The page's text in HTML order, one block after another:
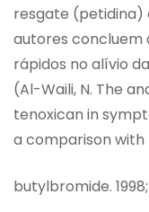
resgate (petidina)
autores concluem
rápidos no alívio
(Al-Waili, N. The
tenoxican in
a comparison with
butylbromide.